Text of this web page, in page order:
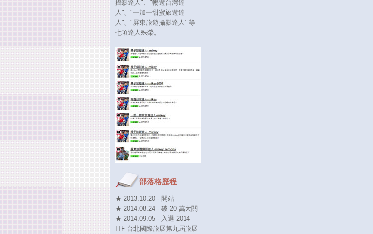
攝影達人"、"暢遊台灣達
人"、"一加一甜蜜旅遊達
人"、"屏東旅遊攝影達人" 等
七項達人殊榮。
部落格歷程
★ 2013.10.20 - 開站
★ 2014.08.24 - 破 20 萬大關
★ 2014.09.05 - 入選 2014
ITF 台北國際旅展第九屆旅展